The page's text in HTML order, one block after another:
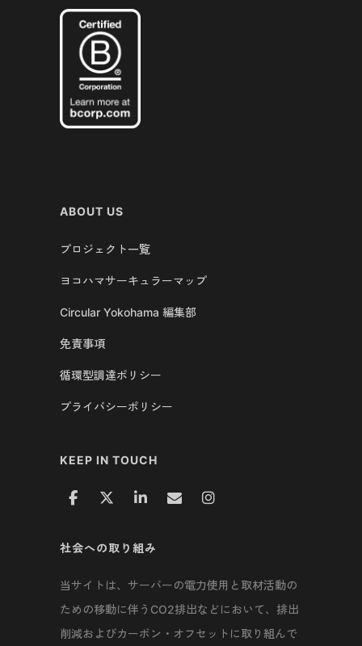
ABOUT US
プロジェクト一覧
ヨコハマサーキュラーマップ
Circular Yokohama 編集部
免責事項
循環型調達ポリシー
プライバシーポリシー
KEEP IN TOUCH
社会への取り組み
当サイトは、サーバーの電力使用と取材活動の
ための移動に伴うCO2排出などにおいて、排出
削減およびカーボン・オフセットに取り組んで